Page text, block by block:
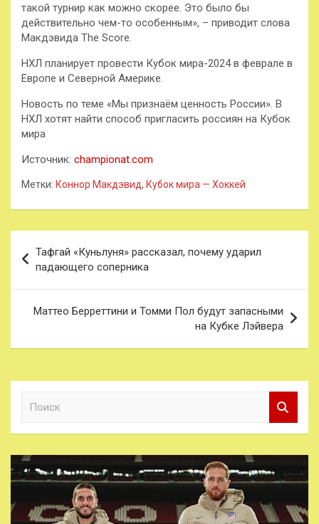
такой турнир как можно скорее. Это было бы
действительно чем-то особенным», – приводит слова
Макдэвида The Score.
НХЛ планирует провести Кубок мира-2024 в феврале в
Европе и Северной Америке.
Новость по теме «Мы признаём ценность России». В
НХЛ хотят найти способ пригласить россиян на Кубок
мира
Источник: championat.com
Метки: Коннор Макдэвид, Кубок мира — Хоккей
по
записям
Тафгай «Куньлуня» рассказал, почему ударил
падающего соперника
Маттео Берреттини и Томми Пол будут запасными
на Кубке Лэйвера
к